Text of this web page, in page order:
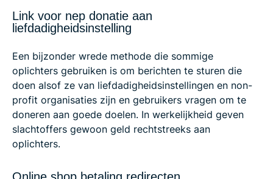
Link voor nep donatie aan
liefdadigheidsinstelling
Een bijzonder wrede methode die sommige
oplichters gebruiken is om berichten te sturen die
doen alsof ze van liefdadigheidsinstellingen en non-
profit organisaties zijn en gebruikers vragen om te
doneren aan goede doelen. In werkelijkheid geven
slachtoffers gewoon geld rechtstreeks aan
oplichters.